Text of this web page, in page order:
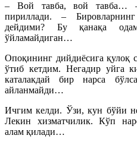
– Вой тавба, вой тавба…
пириллади. –
дейдими? Бу қанақа
ўйламайдиган…
Опоқининг дийдиёсига қулоқ
ўтиб кетдим. Негадир уйга
каталакдай бир нарса
айланмайди…
Ичгим келди. Ўзи, кун бўйи
Лекин хизматчилик. Кўп
алам қилади…